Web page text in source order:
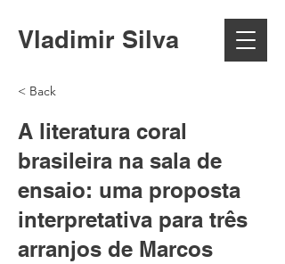
Vladimir Silva
< Back
A literatura coral
brasileira na sala de
ensaio: uma proposta
interpretativa para três
arranjos de Marcos